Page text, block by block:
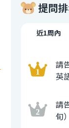
提問
近1周內
請
英
請
旬